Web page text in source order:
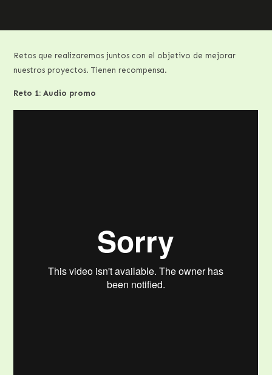
Retos que realizaremos juntos con el objetivo de mejorar
nuestros proyectos. Tienen recompensa.
Reto 1: Audio promo